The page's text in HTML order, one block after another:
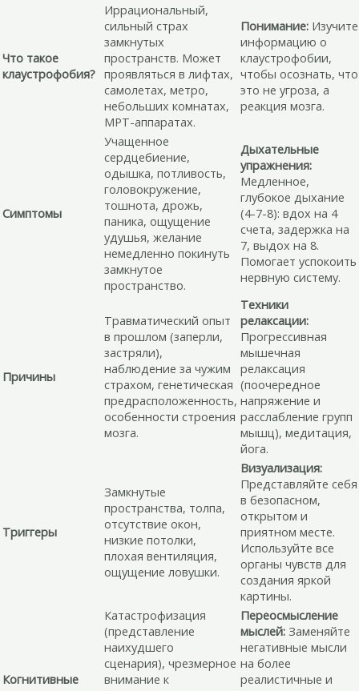
Что такое
клаустрофобия?
Иррациональный,
сильный страх
замкнутых
пространств. Может
проявляться в лифтах,
самолетах, метро,
небольших комнатах,
МРТ-аппаратах.
Понимание: Изучите
информацию о
клаустрофобии,
чтобы осознать, что
это не угроза, а
реакция мозга.
Симптомы
Учащенное
сердцебиение,
одышка, потливость,
головокружение,
тошнота, дрожь,
паника, ощущение
удушья, желание
немедленно покинуть
замкнутое
пространство.
Дыхательные
упражнения:
Медленное,
глубокое дыхание
(4-7-8): вдох на 4
счета, задержка на
7, выдох на 8.
Помогает успокоить
нервную систему.
Причины
Травматический опыт
в прошлом (заперли,
застряли),
наблюдение за чужим
страхом, генетическая
предрасположенность,
особенности строения
мозга.
Техники
релаксации:
Прогрессивная
мышечная
релаксация
(поочередное
напряжение и
расслабление групп
мышц), медитация,
йога.
Триггеры
Замкнутые
пространства, толпа,
отсутствие окон,
низкие потолки,
плохая вентиляция,
ощущение ловушки.
Визуализация:
Представляйте себя
в безопасном,
открытом и
приятном месте.
Используйте все
органы чувств для
создания яркой
картины.
Когнитивные
Катастрофизация
(представление
наихудшего
сценария), чрезмерное
внимание к
Переосмысление
мыслей: Заменяйте
негативные мысли
на более
реалистичные и